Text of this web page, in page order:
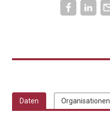
Daten Organisationen